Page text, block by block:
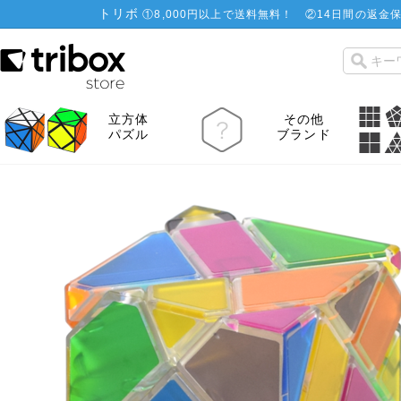
トリボ ①8,000円以上で送料無料！ ②14日間の返金
立方体
パズル
その他
ブランド